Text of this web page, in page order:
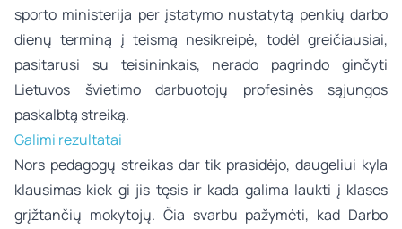
sporto ministerija per įstatymo nustatytą penkių darbo
dienų terminą į teismą nesikreipė, todėl greičiausiai,
pasitarusi su teisininkais, nerado pagrindo ginčyti
Lietuvos švietimo darbuotojų profesinės sąjungos
paskalbtą streiką.
Galimi rezultatai
Nors pedagogų streikas dar tik prasidėjo, daugeliui kyla
klausimas kiek gi jis tęsis ir kada galima laukti į klases
grįžtančių mokytojų. Čia svarbu pažymėti, kad Darbo